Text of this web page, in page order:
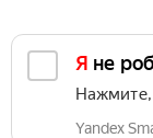
Я не
Нажмите,
Yandex